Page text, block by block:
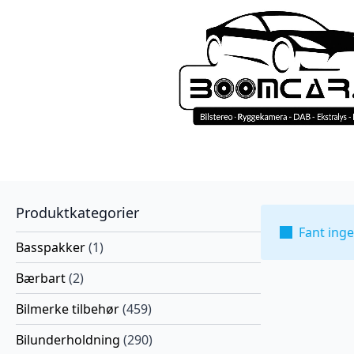
Produktkategorier
Basspakker(1)
Bærbart(2)
Bilmerke tilbehør(459)
Bilunderholdning (290)
Fant